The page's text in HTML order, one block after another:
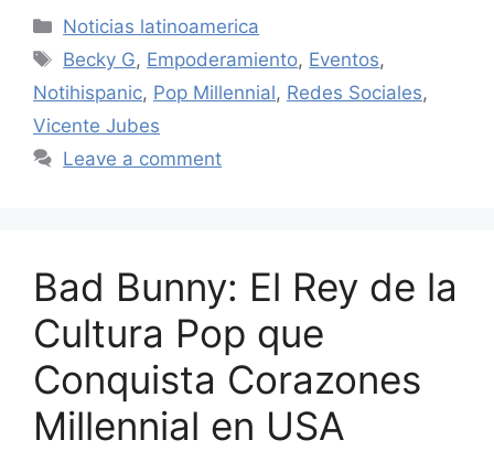
Categories
Noticias latinoamerica
Tags
Becky G, Empoderamiento, Eventos,
Notihispanic, Pop Millennial, Redes Sociales,
Vicente Jubes
Leave a comment
Bad Bunny: El Rey de la
Cultura Pop que
Conquista Corazones
Millennial en USA